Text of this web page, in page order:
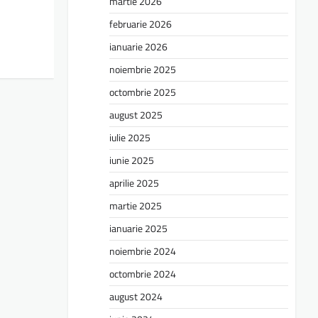
februarie 2026
ianuarie 2026
noiembrie 2025
octombrie 2025
august 2025
iulie 2025
iunie 2025
aprilie 2025
martie 2025
ianuarie 2025
noiembrie 2024
octombrie 2024
august 2024